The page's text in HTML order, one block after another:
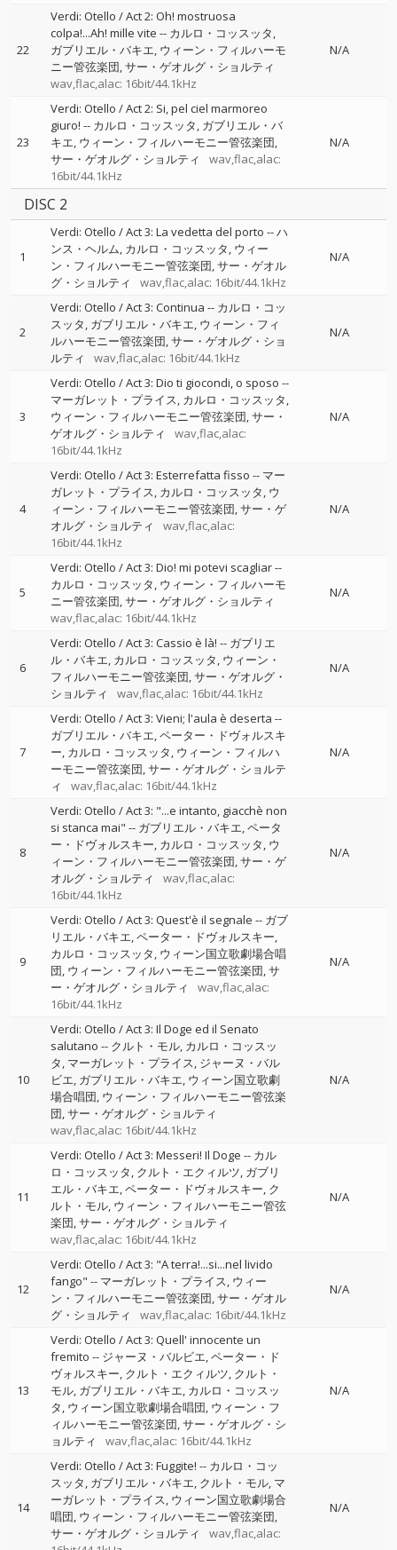
22
Verdi: Otello / Act 2: Oh! mostruosa
colpa!...Ah! mille vite -- カルロ・コッスッタ
ガブリエル・バキエ ウィーン・フィルハーモ
ニー管弦楽団 サー・ゲオルグ・ショルティ
wav,flac,alac: 16bit/44.1kHz
N/A
23
Verdi: Otello / Act 2: Si, pel ciel marmoreo
giuro! -- カルロ・コッスッタ ガブリエル・バ
キエ ウィーン・フィルハーモニー管弦楽団
サー・ゲオルグ・ショルティ
wav,flac,alac:
16bit/44.1kHz
N/A
DISC 2
1
Verdi: Otello / Act 3: La vedetta del porto --ハ
ンス・ヘルム カルロ・コッスッタ ウィー
ン・フィルハーモニー管弦楽団 サー・ゲオル
グ・ショルティ
wav,flac,alac: 16bit/44.1kHz
N/A
2
Verdi: Otello / Act 3: Continua -- カルロ・コッ
スッタ ガブリエル・バキエ ウィーン・フィ
ルハーモニー管弦楽団 サー・ゲオルグ・ショ
ルティ
wav,flac,alac: 16bit/44.1kHz
N/A
3
Verdi: Otello / Act 3: Dio ti giocondi, o sposo --
マーガレット・プライス カルロ・コッスッタ
ウィーン・フィルハーモニー管弦楽団 サー・
ゲオルグ・ショルティ
wav,flac,alac:
16bit/44.1kHz
N/A
4
Verdi: Otello / Act 3: Esterrefatta fisso -- マー
ガレット・プライス カルロ・コッスッタ ウ
ィーン・フィルハーモニー管弦楽団 サー・ゲ
オルグ・ショルティ
wav,flac,alac:
16bit/44.1kHz
N/A
5
Verdi: Otello / Act 3: Dio! mi potevi scagliar--
カルロ・コッスッタ ウィーン・フィルハーモ
ニー管弦楽団 サー・ゲオルグ・ショルティ
wav,flac,alac: 16bit/44.1kHz
N/A
6
Verdi: Otello / Act 3: Cassio è là! -- ガブリエ
ル・バキエ カルロ・コッスッタ ウィーン・
フィルハーモニー管弦楽団 サー・ゲオルグ・
ショルティ
wav,flac,alac: 16bit/44.1kHz
N/A
7
Verdi: Otello / Act 3: Vieni; l'aula è deserta --
ガブリエル・バキエ ペーター・ドヴォルスキ
ー カルロ・コッスッタ ウィーン・フィルハ
ーモニー管弦楽団 サー・ゲオルグ・ショルテ
ィ
wav,flac,alac: 16bit/44.1kHz
N/A
8
Verdi: Otello / Act 3: "...e intanto, giacchè non
si stanca mai" -- ガブリエル・バキエ ペータ
ー・ドヴォルスキー カルロ・コッスッタ ウ
ィーン・フィルハーモニー管弦楽団 サー・ゲ
オルグ・ショルティ
wav,flac,alac:
16bit/44.1kHz
N/A
9
Verdi: Otello / Act 3: Quest'è il segnale -- ガブ
リエル・バキエ ペーター・ドヴォルスキー
カルロ・コッスッタ ウィーン国立歌劇場合唱
団 ウィーン・フィルハーモニー管弦楽団 サ
ー・ゲオルグ・ショルティ
wav,flac,alac:
16bit/44.1kHz
N/A
10
Verdi: Otello / Act 3: Il Doge ed il Senato
salutano -- クルト・モル カルロ・コッスッ
タ マーガレット・プライス ジャーヌ・バル
ビエ ガブリエル・バキエ ウィーン国立歌劇
場合唱団 ウィーン・フィルハーモニー管弦楽
団 サー・ゲオルグ・ショルティ
wav,flac,alac: 16bit/44.1kHz
N/A
11
Verdi: Otello / Act 3: Messeri! Il Doge -- カル
ロ・コッスッタ クルト・エクィルツ ガブリ
エル・バキエ ペーター・ドヴォルスキー ク
ルト・モル ウィーン・フィルハーモニー管弦
楽団 サー・ゲオルグ・ショルティ
wav,flac,alac: 16bit/44.1kHz
N/A
12
Verdi: Otello / Act 3: "A terra!...si...nel livido
fango" -- マーガレット・プライス ウィー
ン・フィルハーモニー管弦楽団 サー・ゲオル
グ・ショルティ
wav,flac,alac: 16bit/44.1kHz
N/A
13
Verdi: Otello / Act 3: Quell' innocente un
fremito -- ジャーヌ・バルビエ ペーター・ド
ヴォルスキー クルト・エクィルツ クルト・
モル ガブリエル・バキエ カルロ・コッスッ
タ ウィーン国立歌劇場合唱団 ウィーン・フ
ィルハーモニー管弦楽団 サー・ゲオルグ・シ
ョルティ
wav,flac,alac: 16bit/44.1kHz
N/A
14
Verdi: Otello / Act 3: Fuggite! -- カルロ・コッ
スッタ ガブリエル・バキエ クルト・モル マ
ーガレット・プライス ウィーン国立歌劇場合
唱団 ウィーン・フィルハーモニー管弦楽団
サー・ゲオルグ・ショルティ
wav,flac,alac:
N/A